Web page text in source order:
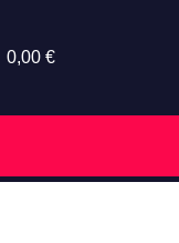
0,00 €